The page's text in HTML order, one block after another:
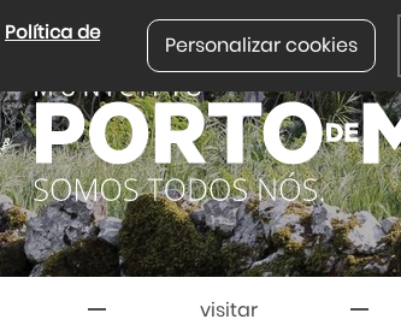
Política de
Personalizar cookies
visitar